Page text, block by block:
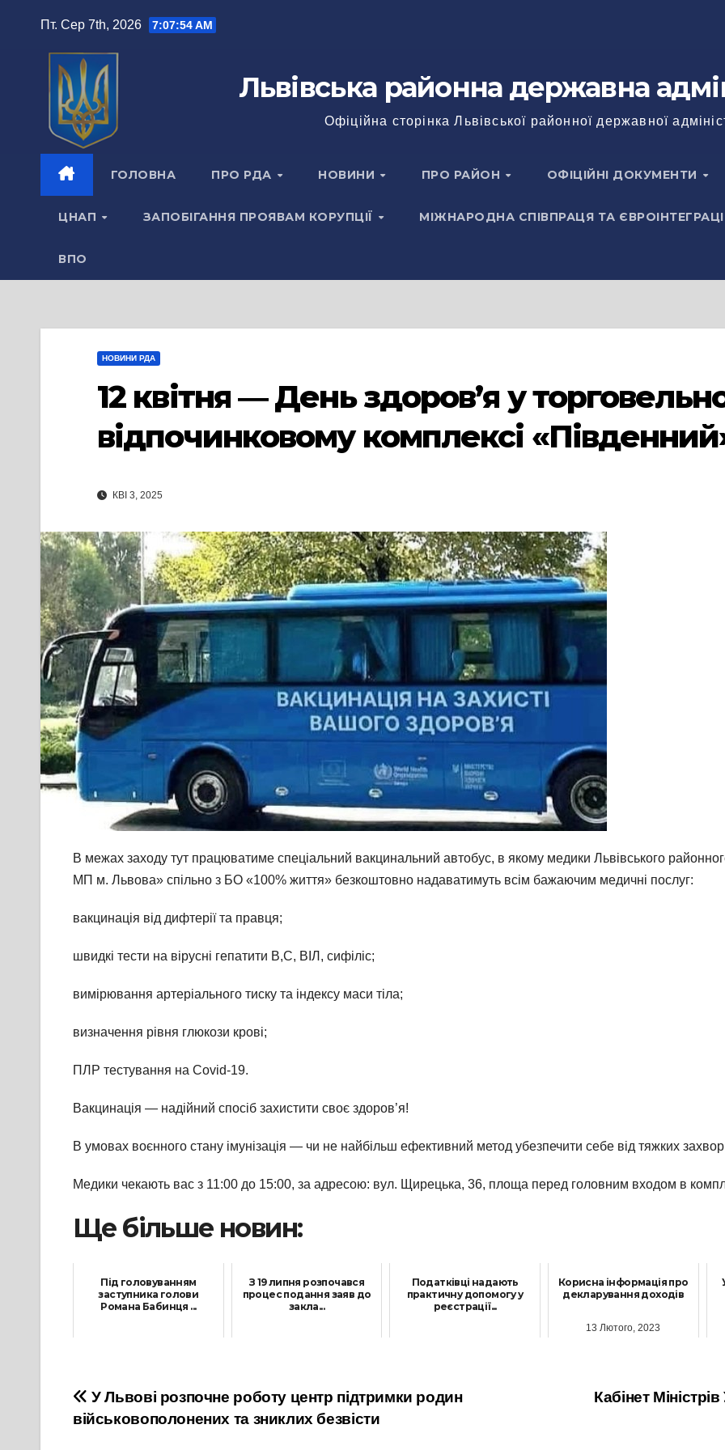
Пт. Сер 7th, 2026 7:07:54 AM
Львівська районна державна
Офіційна сторінка Львівської районної державної
ГОЛОВНА ПРО РДА НОВИНИ ПРО РАЙОН ОФІЦІЙНІ ДОКУМЕНТИ
ЦНАП ЗАПОБІГАННЯ ПРОЯВАМ КОРУПЦІЇ МІЖНАРОДНА СПІВПРАЦЯ ТА
ВПО
НОВИНИ РДА
12 квітня ― День здоровʼя у
відпочинковому комплексі
КВІ 3, 2025
В межах заходу тут працюватиме спеціальний вакцинальний автобус, в якому медики Львівського
МП м. Львова» спільно з БО «100% життя» безкоштовно надаватимуть всім бажаючим медичні послуг:
вакцинація від дифтерії та правця;
швидкі тести на вірусні гепатити В,С, ВІЛ, сифіліс;
вимірювання артеріального тиску та індексу маси тіла;
визначення рівня глюкози крові;
ПЛР тестування на Covid-19.
Вакцинація — надійний спосіб захистити своє здоров’я!
В умовах воєнного стану імунізація — чи не найбільш ефективний метод убезпечити себе від тяжких
Медики чекають вас з 11:00 до 15:00, за адресою: вул. Щирецька, 36, площа перед головним входом в
Ще більше новин:
Під головуванням
заступника голови
Романа Бабинця ...
З 19 липня розпочався
процес подання заяв до
закла...
Податківці надають
практичну допомогу у
реєстрації...
Корисна інформація про
декларування доходів
13 Лютого, 2023
Навігація
Кабінет
У Львові розпочне роботу центр підтримки родин
військовополонених та зниклих безвісти